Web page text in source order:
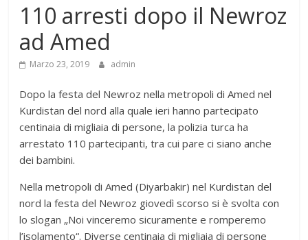
110 arresti dopo il Newroz
ad Amed
Marzo 23, 2019 admin
Dopo la festa del Newroz nella metropoli di Amed nel
Kurdistan del nord alla quale ieri hanno partecipato
centinaia di migliaia di persone, la polizia turca ha
arrestato 110 partecipanti, tra cui pare ci siano anche
dei bambini.
Nella metropoli di Amed (Diyarbakir) nel Kurdistan del
nord la festa del Newroz giovedì scorso si è svolta con
lo slogan „Noi vinceremo sicuramente e romperemo
l’isolamento“. Diverse centinaia di migliaia di persone